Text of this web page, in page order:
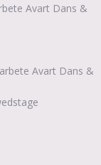
Avart Dans &
Avart Dans &